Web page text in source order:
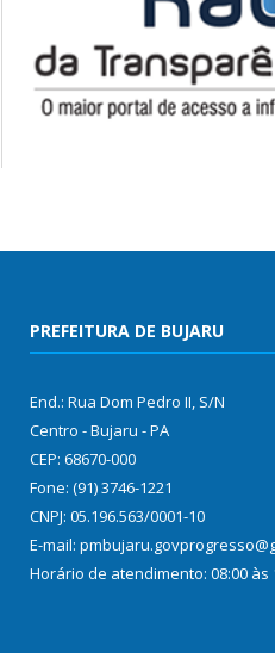
PREFEITURA DE BUJARU
End.: Rua Dom Pedro II, S/N
Centro - Bujaru - PA
CEP: 68670-000
Fone: (91) 3746-1221
CNPJ: 05.196.563/0001-10
E-mail:
Horário de atendimento: 08:00 às